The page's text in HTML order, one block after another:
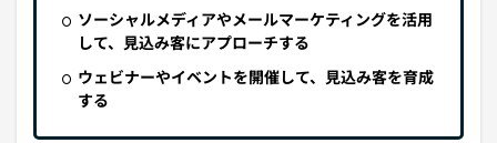
ソーシャルメディアやメールマーケティングを活用
して、見込み客にアプローチする
ウェビナーやイベントを開催して、見込み客を育成
する